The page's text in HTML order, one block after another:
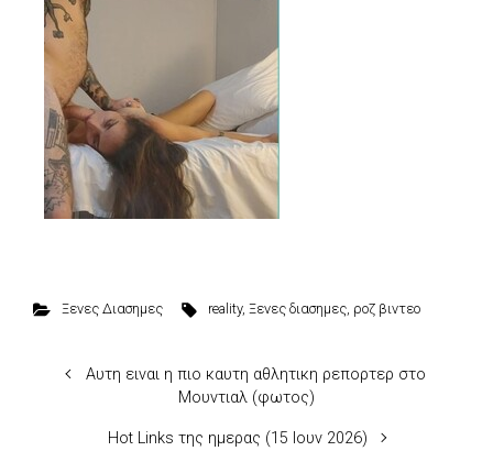
Ξενες Διασημες reality,Ξενες διασημες, ροζ βιντεο
Αυτη ειναι η πιο καυτη αθλητικη ρεπορτερ στο
Μουντιαλ (φωτος)
Hot Links της ημερας (15 Ιουν 2026)